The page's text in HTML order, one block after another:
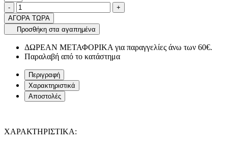
Ποσότητα
-product.increase.quantity +
ΑΓΟΡΑ ΤΩΡΑ
Προσθήκη στα αγαπημένα
ΔΩΡΕΑΝ ΜΕΤΑΦΟΡΙΚΑ για παραγγελίες άνω των 60€.
Παραλαβή από το κατάστημα
Περιγραφή
Χαρακτηριστικά
Αποστολές
ΧΑΡΑΚΤΗΡΙΣΤΙΚΑ: